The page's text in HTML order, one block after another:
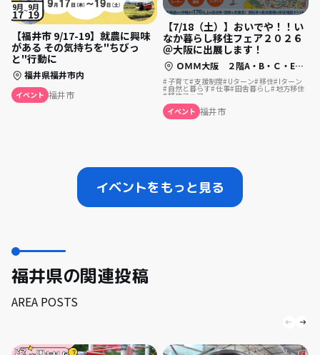
9月
17
9月
19
【福井市 9/17-19】就農に興味
がある その気持ちを"ちびっ
と"行動に
福井県福井市内
イベント 福井市
【7/18（土）】おいでや！！い
なか暮らし移住フェア２０２６
＠大阪に出展します！
ＯＭＭ大阪 ２階A・B・Ｃ・Eホール（大阪府大阪市中央区大手前1-7-31）
子育て 支援制度 Uターン 移住 Iターン
自然と暮らす 仕事 田舎暮らし 地方移住
移住フェア
イベント 福井市
イベントをもっと見る
福井県の関連投稿
AREA POSTS